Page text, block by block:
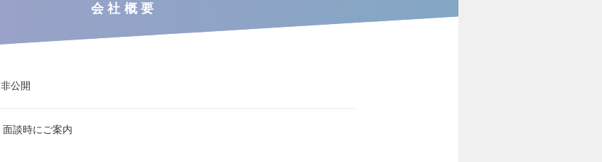
会社概要
非公開
面談時にご案内